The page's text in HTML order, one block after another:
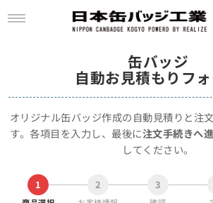
缶バッジ
自動お見積もりフ
オリジナル缶バッジ作成の自動見積りと注
す。各項目を入力し、最後に注文手続きへ
してください。
1 2 3